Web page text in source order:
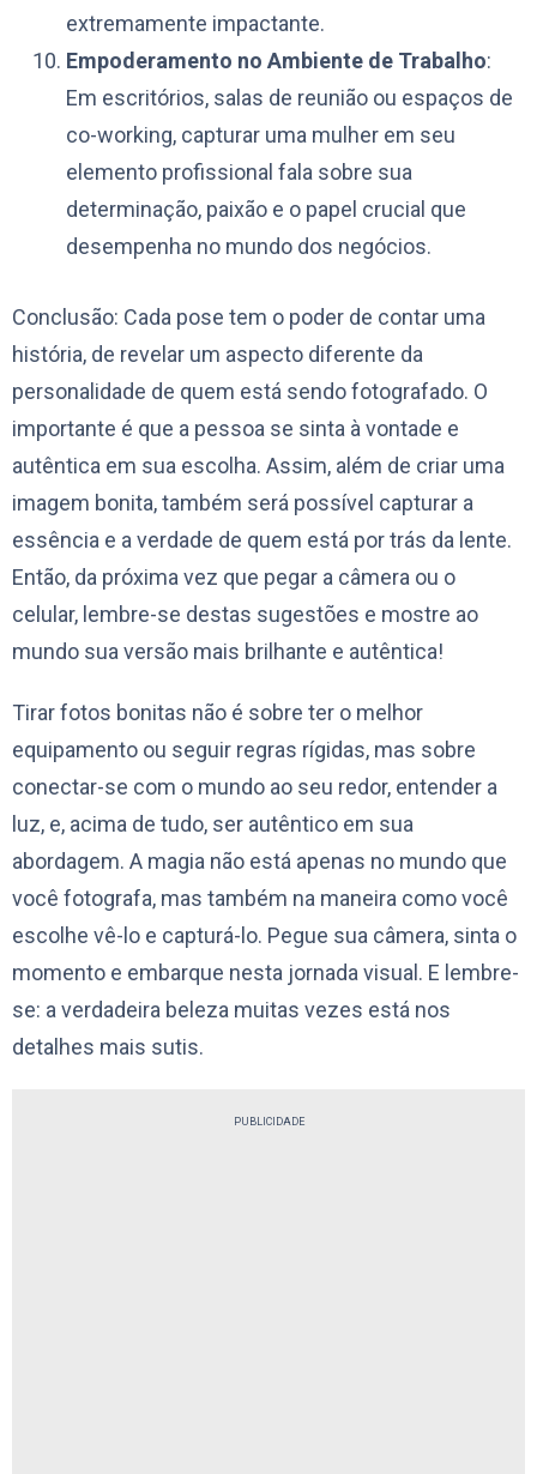
extremamente impactante.
Empoderamento no Ambiente de Trabalho:
Em escritórios, salas de reunião ou espaços de
co-working, capturar uma mulher em seu
elemento profissional fala sobre sua
determinação, paixão e o papel crucial que
desempenha no mundo dos negócios.
Conclusão: Cada pose tem o poder de contar uma
história, de revelar um aspecto diferente da
personalidade de quem está sendo fotografado. O
importante é que a pessoa se sinta à vontade e
autêntica em sua escolha. Assim, além de criar uma
imagem bonita, também será possível capturar a
essência e a verdade de quem está por trás da lente.
Então, da próxima vez que pegar a câmera ou o
celular, lembre-se destas sugestões e mostre ao
mundo sua versão mais brilhante e autêntica!
Tirar fotos bonitas não é sobre ter o melhor
equipamento ou seguir regras rígidas, mas sobre
conectar-se com o mundo ao seu redor, entender a
luz, e, acima de tudo, ser autêntico em sua
abordagem. A magia não está apenas no mundo que
você fotografa, mas também na maneira como você
escolhe vê-lo e capturá-lo. Pegue sua câmera, sinta o
momento e embarque nesta jornada visual. E lembre-
se: a verdadeira beleza muitas vezes está nos
detalhes mais sutis.
PUBLICIDADE